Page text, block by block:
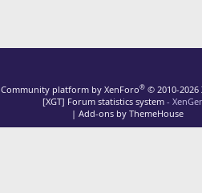
Community platform by XenForo® © 2010-2026
[XGT] Forum statistics system -
| Add-ons by ThemeHouse